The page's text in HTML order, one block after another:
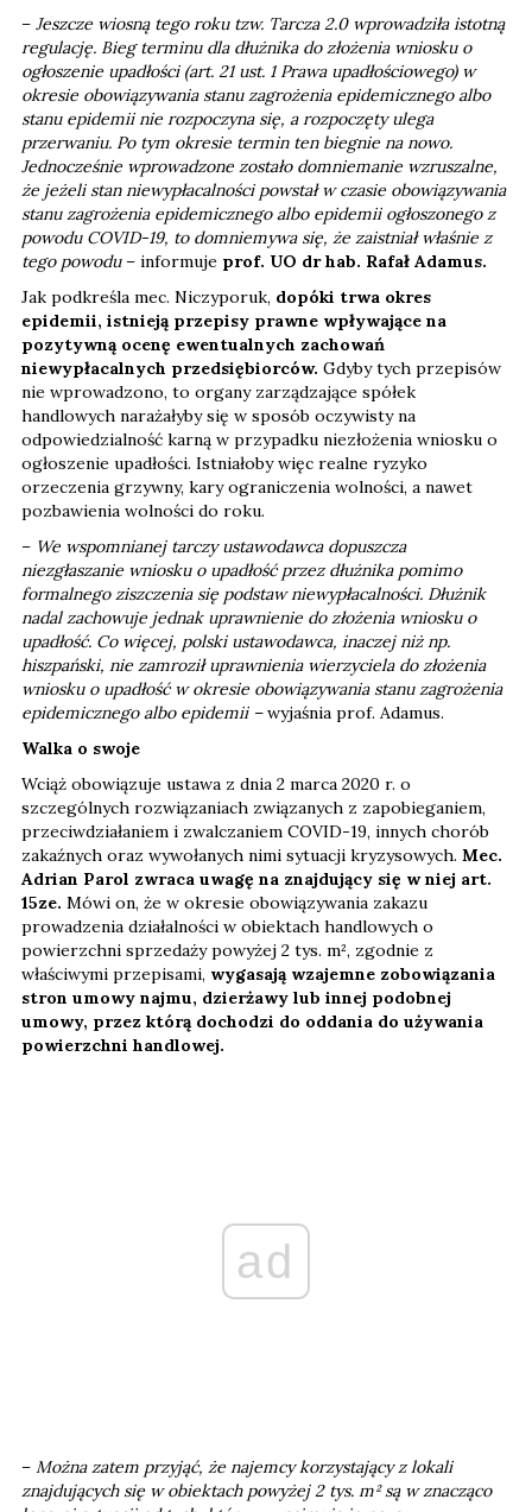
– Jeszcze wiosną tego roku tzw. Tarcza 2.0 wprowadziła istotną
regulację. Bieg terminu dla dłużnika do złożenia wniosku o
ogłoszenie upadłości (art. 21 ust. 1 Prawa upadłościowego) w
okresie obowiązywania stanu zagrożenia epidemicznego albo
stanu epidemii nie rozpoczyna się, a rozpoczęty ulega
przerwaniu. Po tym okresie termin ten biegnie na nowo.
Jednocześnie wprowadzone zostało domniemanie wzruszalne,
że jeżeli stan niewypłacalności powstał w czasie obowiązywania
stanu zagrożenia epidemicznego albo epidemii ogłoszonego z
powodu COVID-19, to domniemywa się, że zaistniał właśnie z
tego powodu– informuje prof. UO dr hab. Rafał Adamus.
Jak podkreśla mec. Niczyporuk, dopóki trwa okres
epidemii, istnieją przepisy prawne wpływające na
pozytywną ocenę ewentualnych zachowań
niewypłacalnych przedsiębiorców. Gdyby tych przepisów
nie wprowadzono, to organy zarządzające spółek
handlowych narażałyby się w sposób oczywisty na
odpowiedzialność karną w przypadku niezłożenia wniosku o
ogłoszenie upadłości. Istniałoby więc realne ryzyko
orzeczenia grzywny, kary ograniczenia wolności, a nawet
pozbawienia wolności do roku.
– We wspomnianej tarczy ustawodawca dopuszcza
niezgłaszanie wniosku o upadłość przez dłużnika pomimo
formalnego ziszczenia się podstaw niewypłacalności. Dłużnik
nadal zachowuje jednak uprawnienie do złożenia wniosku o
upadłość. Co więcej, polski ustawodawca, inaczej niż np.
hiszpański, nie zamroził uprawnienia wierzyciela do złożenia
wniosku o upadłość w okresie obowiązywania stanu zagrożenia
epidemicznego albo epidemii –wyjaśnia prof. Adamus.
Walka o swoje
Wciąż obowiązuje ustawa z dnia 2 marca 2020 r. o
szczególnych rozwiązaniach związanych z zapobieganiem,
przeciwdziałaniem i zwalczaniem COVID-19, innych chorób
zakaźnych oraz wywołanych nimi sytuacji kryzysowych. Mec.
Adrian Parol zwraca uwagę na znajdujący się w niej art.
15ze. Mówi on, że w okresie obowiązywania zakazu
prowadzenia działalności w obiektach handlowych o
powierzchni sprzedaży powyżej 2 tys. m², zgodnie z
właściwymi przepisami, wygasają wzajemne zobowiązania
stron umowy najmu, dzierżawy lub innej podobnej
umowy, przez którą dochodzi do oddania do używania
powierzchni handlowej.
ad
– Można zatem przyjąć, że najemcy korzystający z lokali
znajdujących się w obiektach powyżej 2 tys. m² są w znacząco